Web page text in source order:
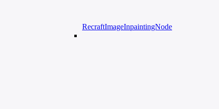
RecraftImageInpaintingNode